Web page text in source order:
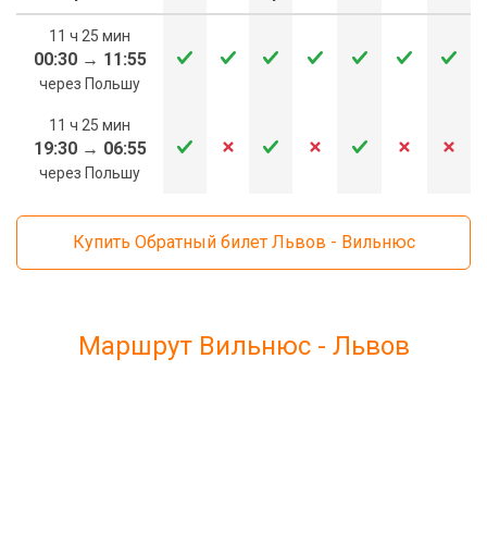
11 ч 25 мин
00:30→ 11:55
через Польшу
11 ч 25 мин
19:30→ 06:55
через Польшу
Купить Обратный билет Львов - Вильнюс
Маршрут Вильнюс - Львов